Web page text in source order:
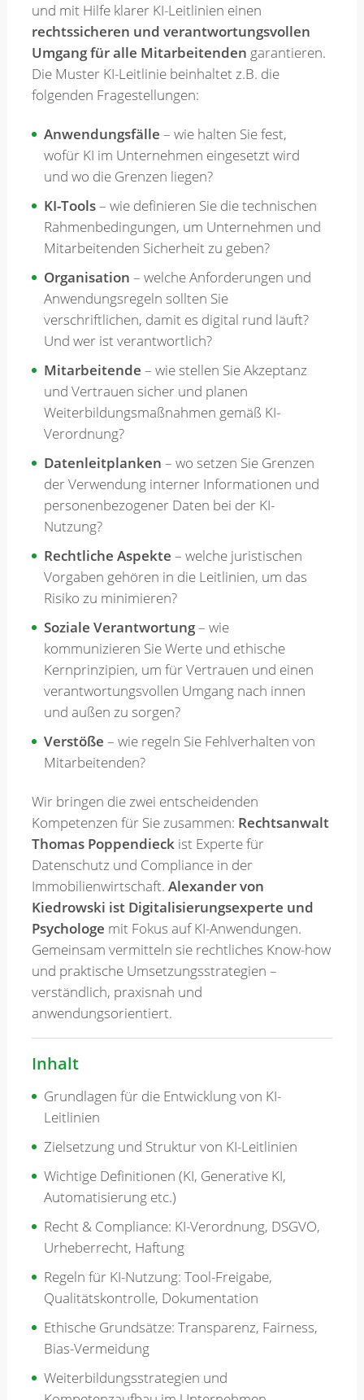
und mit Hilfe klarer KI-Leitlinien einen
rechtssicheren und verantwortungsvollen
Umgang für alle Mitarbeitenden garantieren.
Die Muster KI-Leitlinie beinhaltet z.B. die
folgenden Fragestellungen:
Anwendungsfälle – wie halten Sie fest,
wofür KI im Unternehmen eingesetzt wird
und wo die Grenzen liegen?
KI-Tools– wie definieren Sie die technischen
Rahmenbedingungen, um Unternehmen und
Mitarbeitenden Sicherheit zu geben?
Organisation – welche Anforderungen und
Anwendungsregeln sollten Sie
verschriftlichen, damit es digital rund läuft?
Und wer ist verantwortlich?
Mitarbeitende – wie stellen Sie Akzeptanz
und Vertrauen sicher und planen
Weiterbildungsmaßnahmen gemäß KI-
Verordnung?
Datenleitplanken – wo setzen Sie Grenzen
der Verwendung interner Informationen und
personenbezogener Daten bei der KI-
Nutzung?
Rechtliche Aspekte – welche juristischen
Vorgaben gehören in die Leitlinien, um das
Risiko zu minimieren?
Soziale Verantwortung– wie
kommunizieren Sie Werte und ethische
Kernprinzipien, um für Vertrauen und einen
verantwortungsvollen Umgang nach innen
und außen zu sorgen?
Verstöße – wie regeln Sie Fehlverhalten von
Mitarbeitenden?
Wir bringen die zwei entscheidenden
Kompetenzen für Sie zusammen: Rechtsanwalt
Thomas Poppendieckist Experte für
Datenschutz und Compliance in der
Immobilienwirtschaft. Alexander von
Kiedrowski ist Digitalisierungsexperte und
Psychologe mit Fokus auf KI-Anwendungen.
Gemeinsam vermitteln sie rechtliches Know-how
und praktische Umsetzungsstrategien –
verständlich, praxisnah und
anwendungsorientiert.
Inhalt
Grundlagen für die Entwicklung von KI-
Leitlinien
Zielsetzung und Struktur von KI-Leitlinien
Wichtige Definitionen (KI, Generative KI,
Automatisierung etc.)
Recht & Compliance: KI-Verordnung, DSGVO,
Urheberrecht, Haftung
Regeln für KI-Nutzung: Tool-Freigabe,
Qualitätskontrolle, Dokumentation
Ethische Grundsätze: Transparenz, Fairness,
Bias-Vermeidung
Weiterbildungsstrategien und